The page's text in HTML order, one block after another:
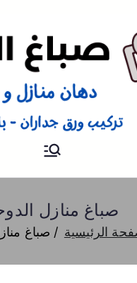
صباغ
صباغ منازل
الرئيسية صباغ